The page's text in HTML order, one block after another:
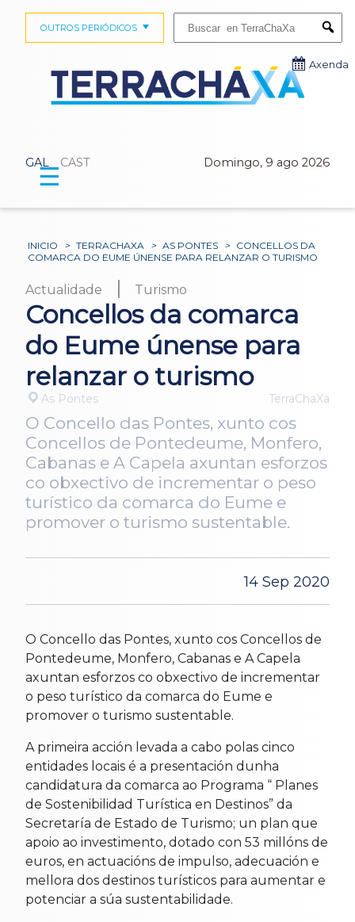
GAL CAST Domingo, 9 ago 2026
OUTROS PERIÓDICOS
Axenda
☰
INICIO > TERRACHAXA > AS PONTES > CONCELLOS DA
COMARCA DO EUME ÚNENSE PARA RELANZAR O TURISMO
Actualidade | Turismo
Concellos da comarca
do Eume únense para
relanzar o turismo
As Pontes TerraChaXa
O Concello das Pontes, xunto cos
Concellos de Pontedeume, Monfero,
Cabanas e A Capela axuntan esforzos
co obxectivo de incrementar o peso
turístico da comarca do Eume e
promover o turismo sustentable.
14 Sep 2020
O Concello das Pontes, xunto cos Concellos de
Pontedeume, Monfero, Cabanas e A Capela
axuntan esforzos co obxectivo de incrementar
o peso turístico da comarca do Eume e
promover o turismo sustentable.
A primeira acción levada a cabo polas cinco
entidades locais é a presentación dunha
candidatura da comarca ao Programa “ Planes
de Sostenibilidad Turística en Destinos” da
Secretaría de Estado de Turismo; un plan que
apoio ao investimento, dotado con 53 millóns de
euros, en actuacións de impulso, adecuación e
mellora dos destinos turísticos para aumentar e
potenciar a súa sustentabilidade.